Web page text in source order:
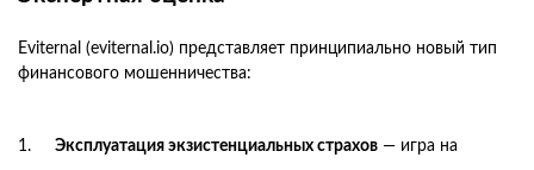
Eviternal (eviternal.io) представляет принципиально новый тип
финансового мошенничества:
Эксплуатация экзистенциальных страхов — игра на